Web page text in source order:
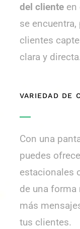
del clienteen
se
clientes
clara y
VARIEDAD DE
Con una
puedes
estacionales
de una
más
tus clientes.